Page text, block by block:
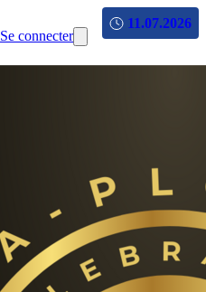
Se connecter
11.07.2026